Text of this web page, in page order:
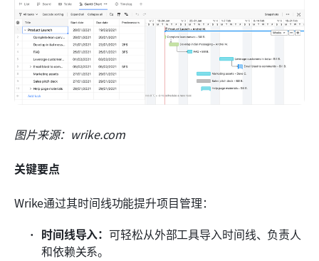
图片来源：wrike.com
关键要点
Wrike通过其时间线功能提升项目管理：
时间线导入： 可轻松从外部工具导入时间线、负责人
和依赖关系。